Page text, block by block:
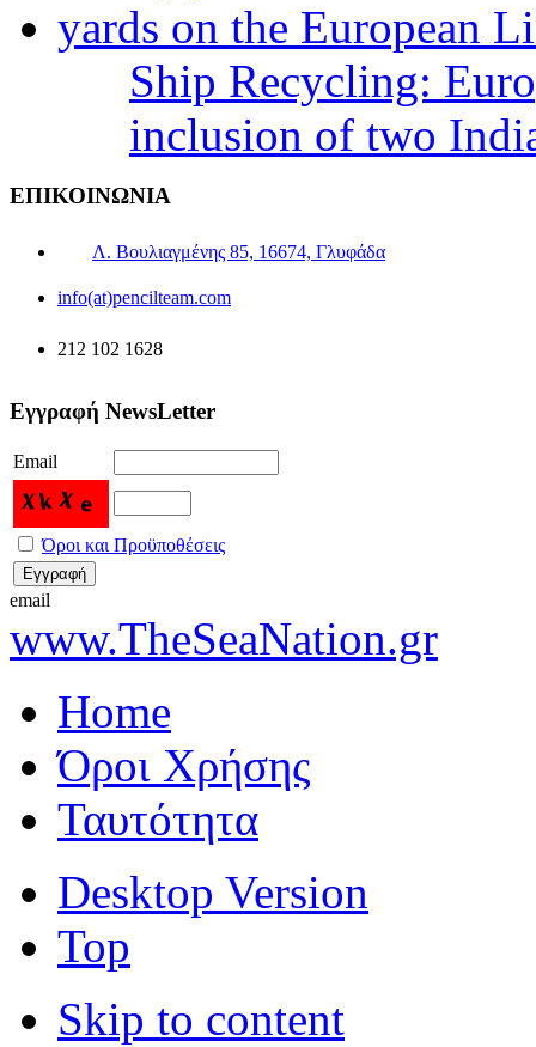
Ship Recycling:
inclusion of two
ΕΠΙΚΟΙΝΩΝΙΑ
Λ. Βουλιαγμένης 85, 16674, Γλυφάδα
info(at)pencilteam.com
212 102 1628
Εγγραφή NewsLetter
Email
Όροι και Προϋποθέσεις
email
www.TheSeaNation.gr
Home
Όροι Χρήσης
Ταυτότητα
Desktop Version
Top
Skip to content